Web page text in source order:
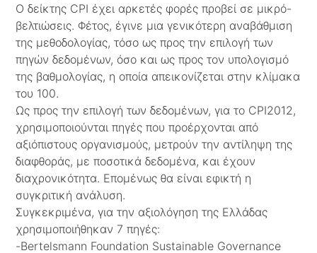
Ο δείκτης CPI έχει αρκετές φορές προβεί σε μικρό-
βελτιώσεις. Φέτος, έγινε μια γενικότερη αναβάθμιση
της μεθοδολογίας, τόσο ως προς την επιλογή των
πηγών δεδομένων, όσο και ως προς τον υπολογισμό
της βαθμολογίας, η οποία απεικονίζεται στην κλίμακα
του 100.
Ως προς την επιλογή των δεδομένων, για το CPI2012,
χρησιμοποιούνται πηγές που προέρχονται από
αξιόπιστους οργανισμούς, μετρούν την αντίληψη της
διαφθοράς, με ποσοτικά δεδομένα, και έχουν
διαχρονικότητα. Επομένως θα είναι εφικτή η
συγκριτική ανάλυση.
Συγκεκριμένα, για την αξιολόγηση της Ελλάδας
χρησιμοποιήθηκαν 7 πηγές:
-Bertelsmann Foundation Sustainable Governance